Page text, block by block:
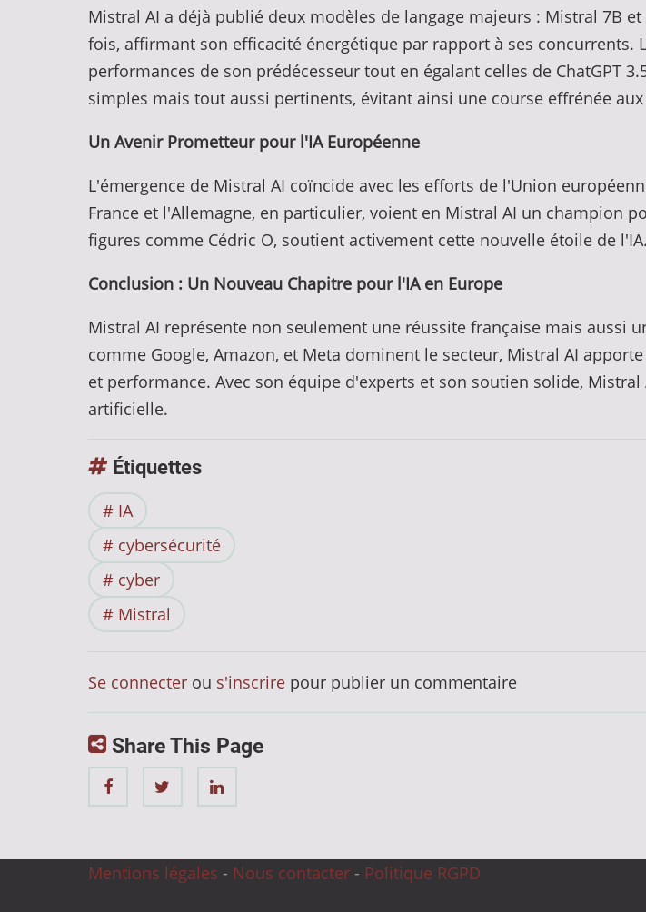
Mistral AI a déjà publié deux modèles de langage majeurs : Mistral 7B
fois, affirmant son efficacité énergétique par rapport à ses concurrents.
performances de son prédécesseur tout en égalant celles de ChatGPT
simples mais tout aussi pertinents, évitant ainsi une course effrénée
Un Avenir Prometteur pour l'IA Européenne
L'émergence de Mistral AI coïncide avec les efforts de l'Union
France et l'Allemagne, en particulier, voient en Mistral AI un champion
figures comme Cédric O, soutient activement cette nouvelle étoile de l'IA.
Conclusion : Un Nouveau Chapitre pour l'IA en Europe
Mistral AI représente non seulement une réussite française mais aussi
comme Google, Amazon, et Meta dominent le secteur, Mistral AI
et performance. Avec son équipe d'experts et son soutien solide,
artificielle.
Étiquettes
IA
cybersécurité
cyber
Mistral
Se connecter ou s'inscrire pour publier un commentaire
Share This Page
Mentions légales - Nous contacter - Politique RGPD